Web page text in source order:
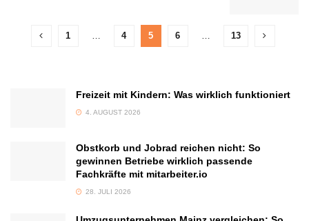
1 4 5 6 13
Freizeit mit Kindern: Was wirklich funktioniert
4. AUGUST 2026
Obstkorb und Jobrad reichen nicht: So
gewinnen Betriebe wirklich passende
Fachkräfte mit mitarbeiter.io
28. JULI 2026